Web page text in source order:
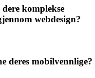
komplekse
webdesign?
deres mobilvennlige?